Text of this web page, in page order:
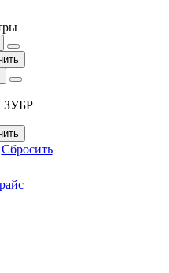
ЗУБР
Сбросить